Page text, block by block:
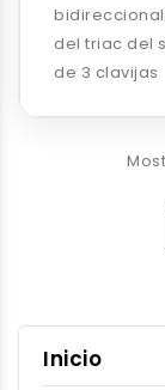
del triac del
de 3 clavijas
Inicio